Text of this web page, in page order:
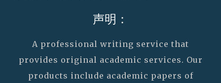
声明：
A professional writing service that
provides original academic services. Our
products include academic papers of